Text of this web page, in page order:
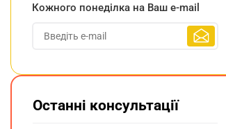
Кожного понеділка на Ваш e-mail
Останні консультації